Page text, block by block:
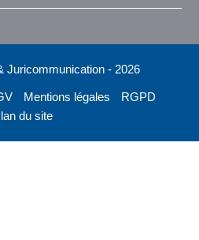
Juricommunication - 2026
Mentions légales
RGPD
du site